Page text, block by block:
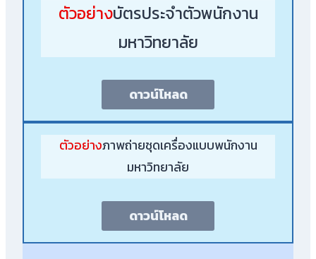
ตัวอย่างบัตรประจำตัวพนักงาน
มหาวิทยาลัย
ดาวน์โหลด
ตัวอย่างภาพถ่ายชุดเครื่องแบบพนักงาน
มหาวิทยาลัย
ดาวน์โหลด